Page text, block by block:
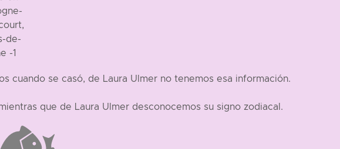
cuando se casó, de Laura Ulmer no tenemos esa información.
que de Laura Ulmer desconocemos su signo zodiacal.